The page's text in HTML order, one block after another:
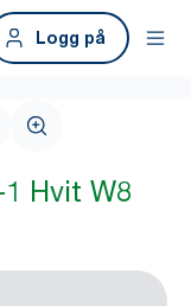
Logg på
Hvit W8